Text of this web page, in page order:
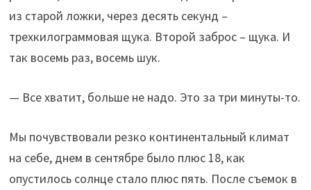
из старой ложки, через десять секунд –
трехкилограммовая щука. Второй заброс – щука. И
так восемь раз, восемь шук.
— Все хватит, больше не надо. Это за три минуты-то.
Мы почувствовали резко континентальный климат
на себе, днем в сентябре было плюс 18, как
опустилось солнце стало плюс пять. После съемок в